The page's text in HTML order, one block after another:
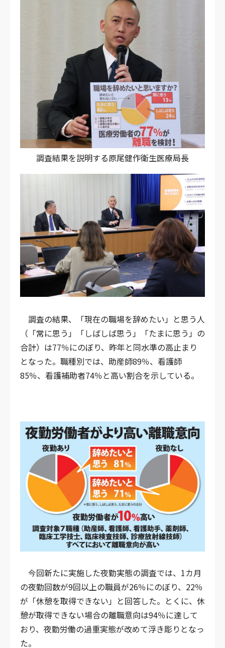
調査結果を説明する原尾健作衛生医療局長
調査の結果、「現在の職場を辞めたい」と思う人
（「常に思う」「しばしば思う」「たまに思う」の
合計）は77％にのぼり、昨年と同水準の高止まり
となった。職種別では、助産師89％、看護師
85％、看護補助者74％と高い割合を示している。
今回新たに実施した夜勤実態の調査では、1カ月
の夜勤回数が9回以上の職員が26％にのぼり、22％
が「休憩を取得できない」と回答した。とくに、休
憩が取得できない場合の離職意向は94％に達して
おり、夜勤労働の過重実態が改めて浮き彫りとなっ
た。